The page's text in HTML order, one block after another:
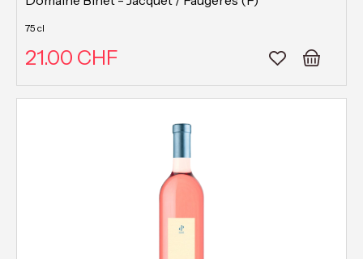
75 cl
21.00 CHF